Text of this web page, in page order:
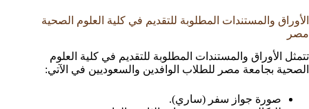
الأوراق والمستندات المطلوبة للتقديم في كلية العلوم الصحية
مصر
تتمثل الأوراق والمستندات المطلوبة للتقديم في كلية العلوم
الصحية بجامعة مصر للطلاب الوافدين والسعوديين في الآتي:
صورة جواز سفر (ساري).